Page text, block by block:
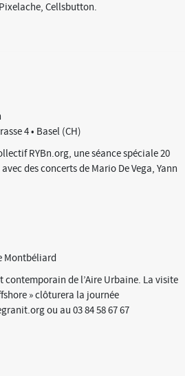
Cellsbutton.
4 • Basel (CH)
RYBn.org, une séance spéciale 20
des concerts de Mario De Vega, Yann
Montbéliard
contemporain de l’Aire Urbaine. La visite
» clôturera la journée
ou au 03 84 58 67 67